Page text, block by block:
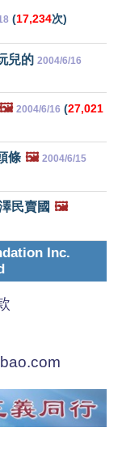
(17,234次)
兒的 2004/6/16
🖼️ 2004/6/16 (27,021
條 🖼️ 2004/6/15
民賣國 🖼️
Inc.